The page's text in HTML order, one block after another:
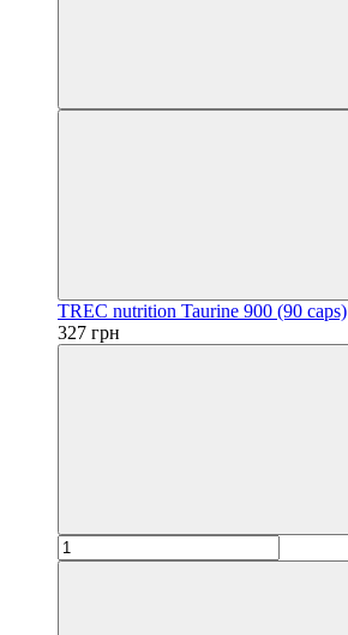
TREC nutrition Taurine 900 (90 caps)
327 грн